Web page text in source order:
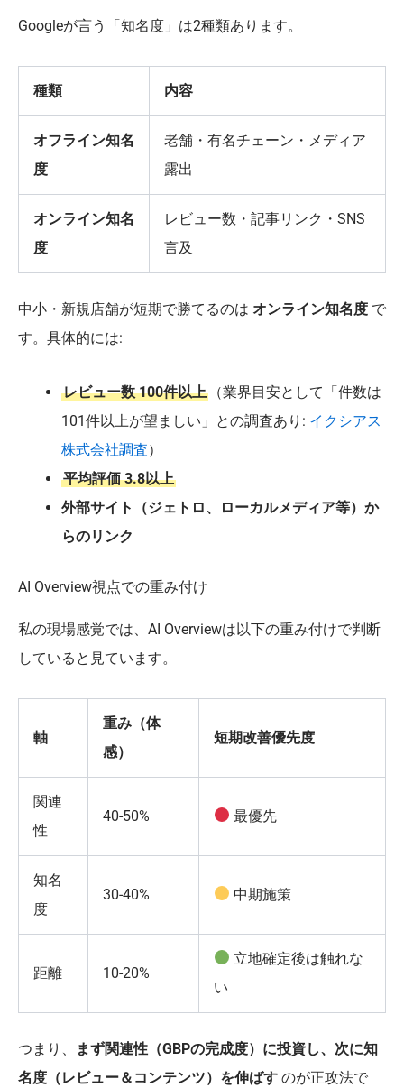
Googleが言う「知名度」は2種類あります。
種類 内容
オフライン知名
度
老舗・有名チェーン・メディア
露出
オンライン知名
度
レビュー数・記事リンク・SNS
言及
中小・新規店舗が短期で勝てるのは オンライン知名度 で
す。具体的には:
レビュー数 100件以上
（業界目安として「件数は
101件以上が望ましい」との調査あり: イクシアス
株式会社調査）
平均評価 3.8以上
外部サイト（ジェトロ、ローカルメディア等）か
らのリンク
AI Overview視点での重み付け
私の現場感覚では、AI Overviewは以下の重み付けで判断
していると見ています。
軸
重み（体
感）
短期改善優先度
関連
性
40-50% 最優先
知名
度
30-40% 中期施策
距離 10-20%
立地確定後は触れな
い
つまり、
まず関連性（GBPの完成度）に投資し、次に知
名度（レビュー＆コンテンツ）を伸ばす のが正攻法で